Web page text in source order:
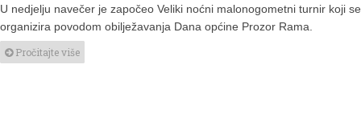
U nedjelju navečer je započeo Veliki noćni malonogometni turnir koji se
organizira povodom obilježavanja Dana općine Prozor Rama.
Pročitajte više